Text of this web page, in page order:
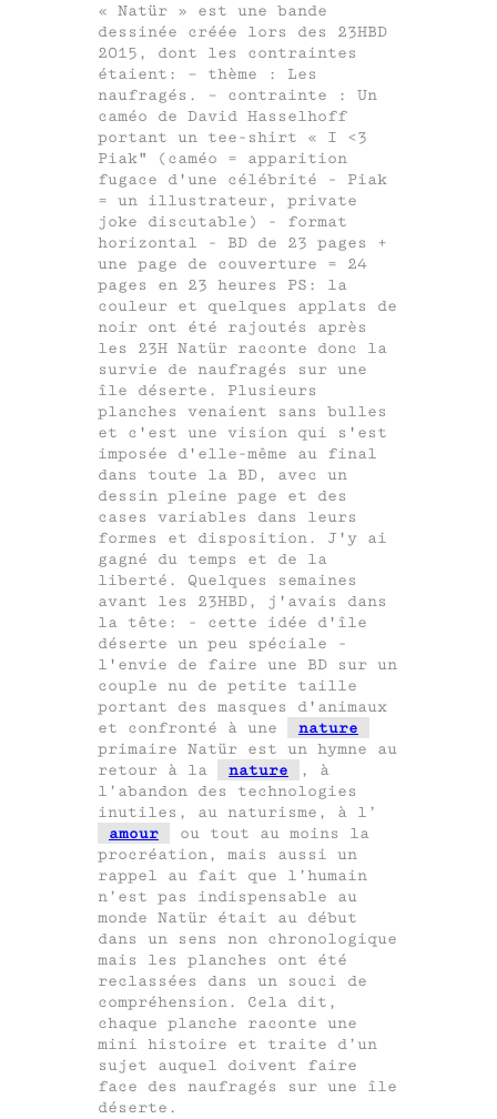
« Natür » est une bande
dessinée créée lors des 23HBD
2015, dont les contraintes
étaient: – thème : Les
naufragés. – contrainte : Un
caméo de David Hasselhoff
portant un tee-shirt « I <3
Piak" (caméo = apparition
fugace d'une célébrité - Piak
= un illustrateur, private
joke discutable) - format
horizontal - BD de 23 pages +
une page de couverture = 24
pages en 23 heures PS: la
couleur et quelques applats de
noir ont été rajoutés après
les 23H Natür raconte donc la
survie de naufragés sur une
île déserte. Plusieurs
planches venaient sans bulles
et c'est une vision qui s'est
imposée d'elle-même au final
dans toute la BD, avec un
dessin pleine page et des
cases variables dans leurs
formes et disposition. J'y ai
gagné du temps et de la
liberté. Quelques semaines
avant les 23HBD, j'avais dans
la tête: - cette idée d'île
déserte un peu spéciale -
l'envie de faire une BD sur un
couple nu de petite taille
portant des masques d'animaux
et confronté à une
nature
primaire Natür est un hymne au
retour à la
nature
, à
l’abandon des technologies
inutiles, au naturisme, à l’
amour
ou tout au moins la
procréation, mais aussi un
rappel au fait que l’humain
n’est pas indispensable au
monde Natür était au début
dans un sens non chronologique
mais les planches ont été
reclassées dans un souci de
compréhension. Cela dit,
chaque planche raconte une
mini histoire et traite d’un
sujet auquel doivent faire
face des naufragés sur une île
déserte.